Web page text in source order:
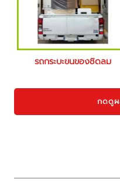
รถกระบะขนของชิดลม
กดดูผ